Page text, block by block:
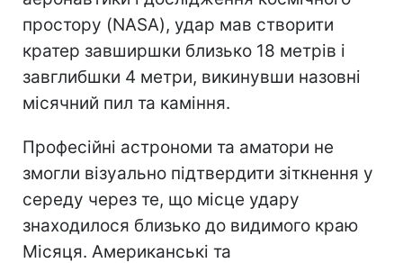
простору (NASA), удар мав створити
кратер завширшки близько 18 метрів і
завглибшки 4 метри, викинувши назовні
місячний пил та каміння.
Професійні астрономи та аматори не
змогли візуально підтвердити зіткнення у
середу через те, що місце удару
знаходилося близько до видимого краю
Місяця. Американські та